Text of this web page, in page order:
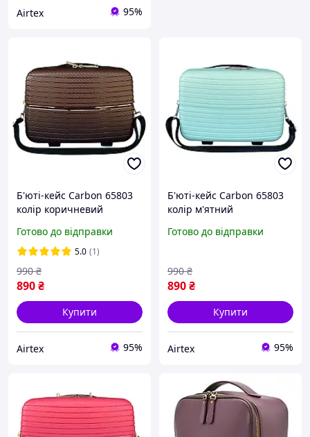
Airtex 95%
Б'юті-кейс Carbon 65803
колір коричневий
Готово до відправки
5.0 (1)
890₴
990 ₴
Купити
Airtex 95%
Б'юті-кейс Carbon 65803
колір м'ятний
Готово до відправки
890₴
990 ₴
Купити
Airtex 95%